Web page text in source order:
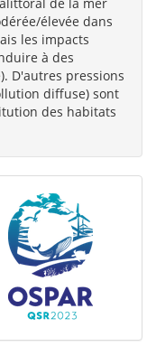
élevée dans
les impacts
à des
D'autres pressions
diffuse) sont
des habitats